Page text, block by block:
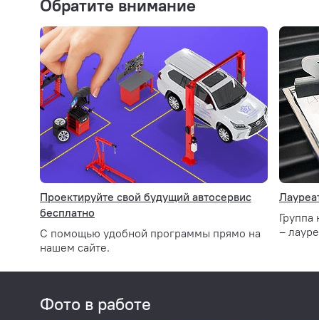
Позволяет обслуживать автомобили с любой
автомобилей и легкого коммерческого транспорта)
Обратите внимание
Проектируйте свой будущий автосервис
бесплатно
С помощью удобной программы прямо на
нашем сайте.
–
Фото в работе